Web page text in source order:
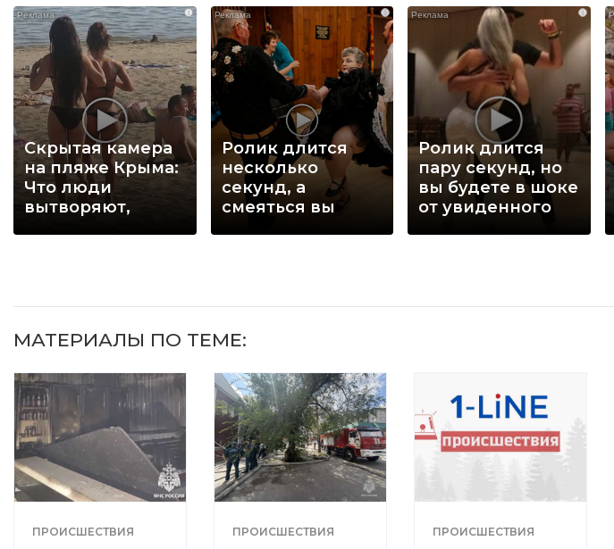
i
Скрытая камера
на пляже Крыма:
Что люди
вытворяют,
i
Ролик длится
несколько
секунд, а
смеяться вы
i
Ролик длится
пару секунд, но
вы будете в шоке
от увиденного
МАТЕРИАЛЫ ПО ТЕМЕ:
ПРОИСШЕСТВИЯ ПРОИСШЕСТВИЯ ПРОИСШЕСТВИЯ